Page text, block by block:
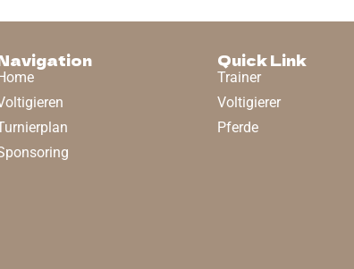
Quick Link
Trainer
Voltigierer
Pferde